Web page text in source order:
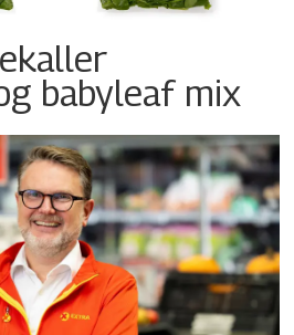
babyleaf mix